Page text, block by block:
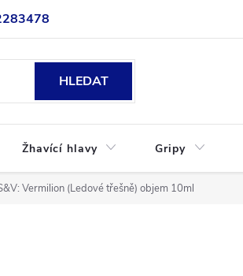
HLEDAT
Žhavící hlavy Gripy
Vermilion (Ledové třešně) objem 10ml